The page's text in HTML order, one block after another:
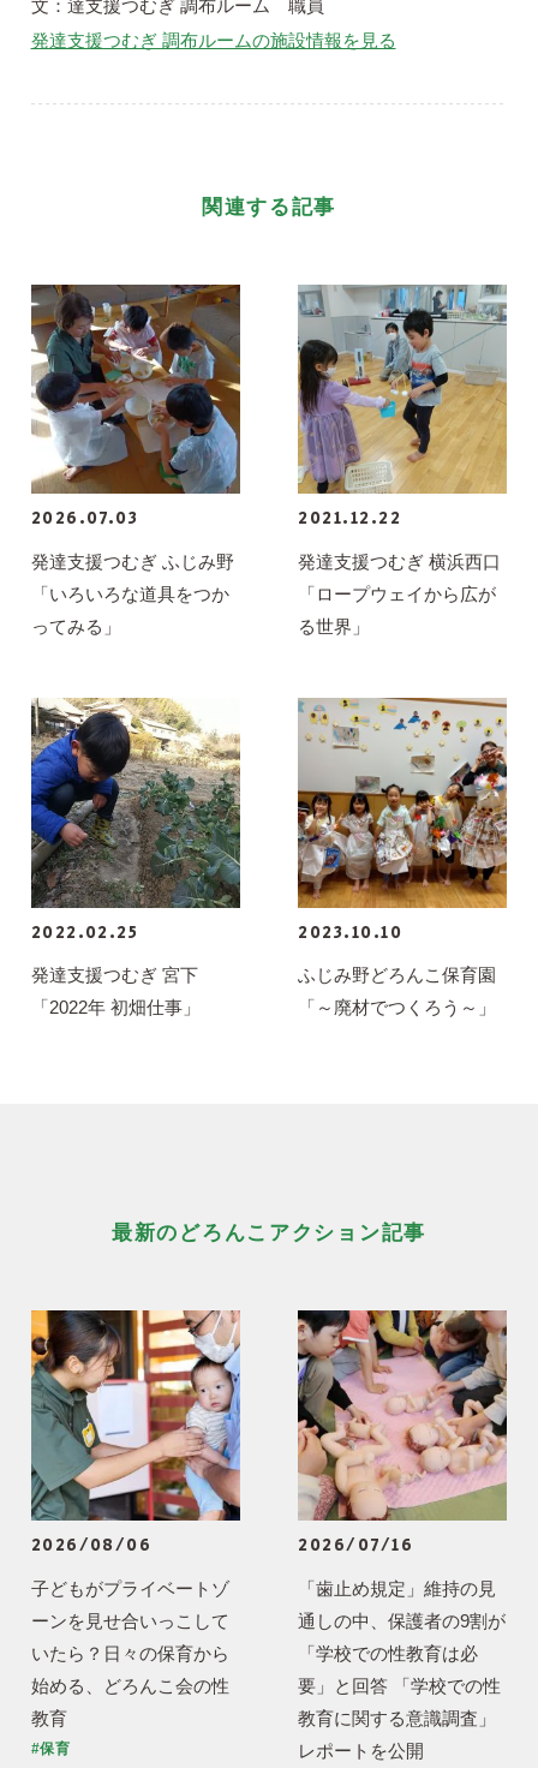
文：達支援つむぎ 調布ルーム 職員
発達支援つむぎ 調布ルームの施設情報を見る
関連する記事
2026.07.03
発達支援つむぎ ふじみ野
「いろいろな道具をつか
ってみる」
2021.12.22
発達支援つむぎ 横浜西口
「ロープウェイから広が
る世界」
2022.02.25
発達支援つむぎ 宮下
「2022年 初畑仕事」
2023.10.10
ふじみ野どろんこ保育園
「～廃材でつくろう～」
最新のどろんこアクション記事
2026/08/06
子どもがプライベートゾ
ーンを見せ合いっこして
いたら？日々の保育から
始める、どろんこ会の性
教育
#保育
2026/07/16
「歯止め規定」維持の見
通しの中、保護者の9割が
「学校での性教育は必
要」と回答 「学校での性
教育に関する意識調査」
レポートを公開